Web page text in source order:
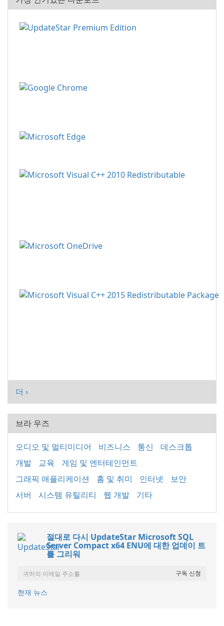
더 ›
브라 우즈
오디오 및 멀티미디어 비즈니스 통신
데스크톱
개발
교육
게임 및 엔터테인먼트
그래픽 애플리케이션
홈 및 취미 인터넷
보안
서버
시스템 유틸리티 웹 개발 기타
절대로 다시 UpdateStar Microsoft SQL
Server Compact x64 ENU에 대한 업데이 트
를 그리워
현재 뉴스